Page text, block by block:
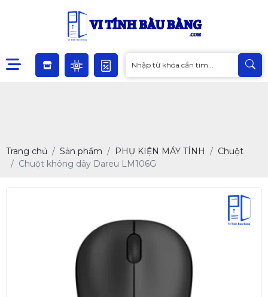
Trang chủ Sản phẩm PHỤ KIỆN MÁY TÍNH
Chuột
Chuột không dây Dareu LM106G